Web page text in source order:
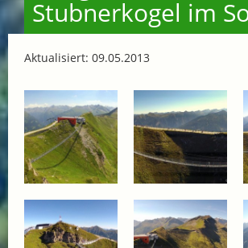
Stubnerkogel im
Aktualisiert: 09.05.2013